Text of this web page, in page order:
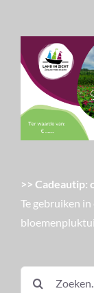
>> Cadeautip:
Te gebruiken